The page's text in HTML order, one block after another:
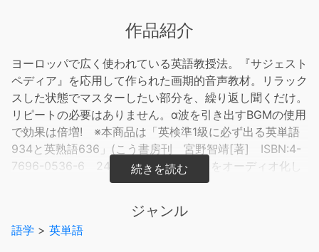
作品紹介
ヨーロッパで広く使われている英語教授法。『サジェスト
ペディア』を応用して作られた画期的音声教材。リラック
スした状態でマスターしたい部分を、繰り返し聞くだけ。
リピートの必要はありません。α波を引き出すBGMの使用
で効果は倍増! ※本商品は「英検準1級に必ず出る英単語
934と英熟語636」(こう書房刊 宮野智靖[著] ISBN:4-
7696-0536-6 248頁 1,121円(税込))をオーディオ化し
ジャンル
語学 > 英単語